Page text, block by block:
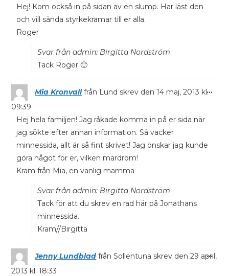
Hej! Kom också in på sidan av en slump. Har läst den
och vill sända styrkekramar till er alla.
Roger
Svar från admin: Birgitta Nordström
Tack Roger 🙂
Mia Kronvall från Lund skrev den 14 maj, 2013 kl.
09:39
Hej hela familjen! Jag råkade komma in på er sida när
jag sökte efter annan information. Så vacker
minnessida, allt är så fint skrivet! Jag önskar jag kunde
göra något för er, vilken mardröm!
Kram från Mia, en vanlig mamma
Svar från admin: Birgitta Nordström
Tack för att du skrev en rad här på Jonathans
minnessida.
Kram//Birgitta
...
Jenny Lundblad från Sollentuna skrev den 29 april,
2013 kl. 18:33
...